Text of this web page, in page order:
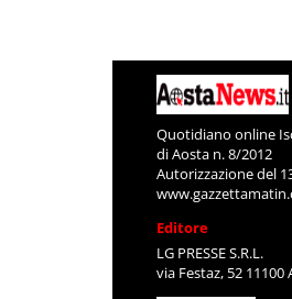
Quotidiano online
di Aosta n. 8/2012
Autorizzazione del
Editore
LG PRESSE S.R.L.
via Festaz, 52 11100